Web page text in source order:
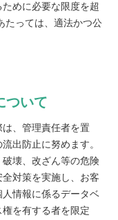
めに必要な限度を超
たっては、適法かつ公
ついて
、管理責任者を置
出防止に努めます。
壊、改ざん等の危険
対策を実施し、お客
情報に係るデータベ
を有する者を限定